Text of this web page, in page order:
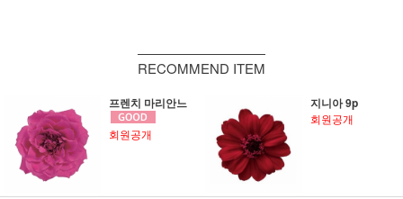
RECOMMEND ITEM
프렌치 마리안느
회원공개
지니아 9p
회원공개